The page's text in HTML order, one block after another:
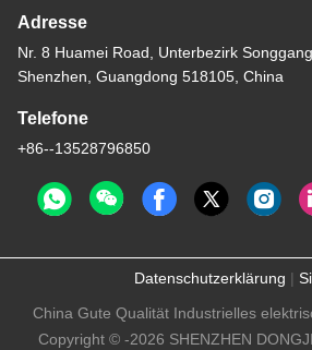
Adresse
Nr. 8 Huamei Road, Unterbezirk
Shenzhen, Guangdong 518105, China
Telefone
+86--13528796850
Datenschutzerklärung |
China Gute Qualität Industrielles
Copyright © -2026 SHENZHEN